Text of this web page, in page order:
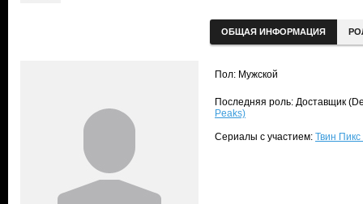
ОБЩАЯ ИНФОРМАЦИЯ
Пол: Мужской
Последняя роль: Доставщик
Peaks)
Сериалы с участием: Твин